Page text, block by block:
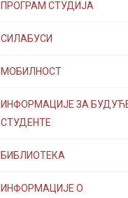
ПРОГРАМ СТУДИЈА
СИЛАБУСИ
МОБИЛНОСТ
ИНФОРМАЦИЈЕ ЗА
СТУДЕНТЕ
БИБЛИОТЕКА
ИНФОРМАЦИЈЕ О